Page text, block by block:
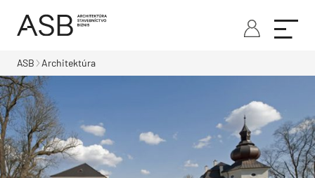
ASB Architektúra